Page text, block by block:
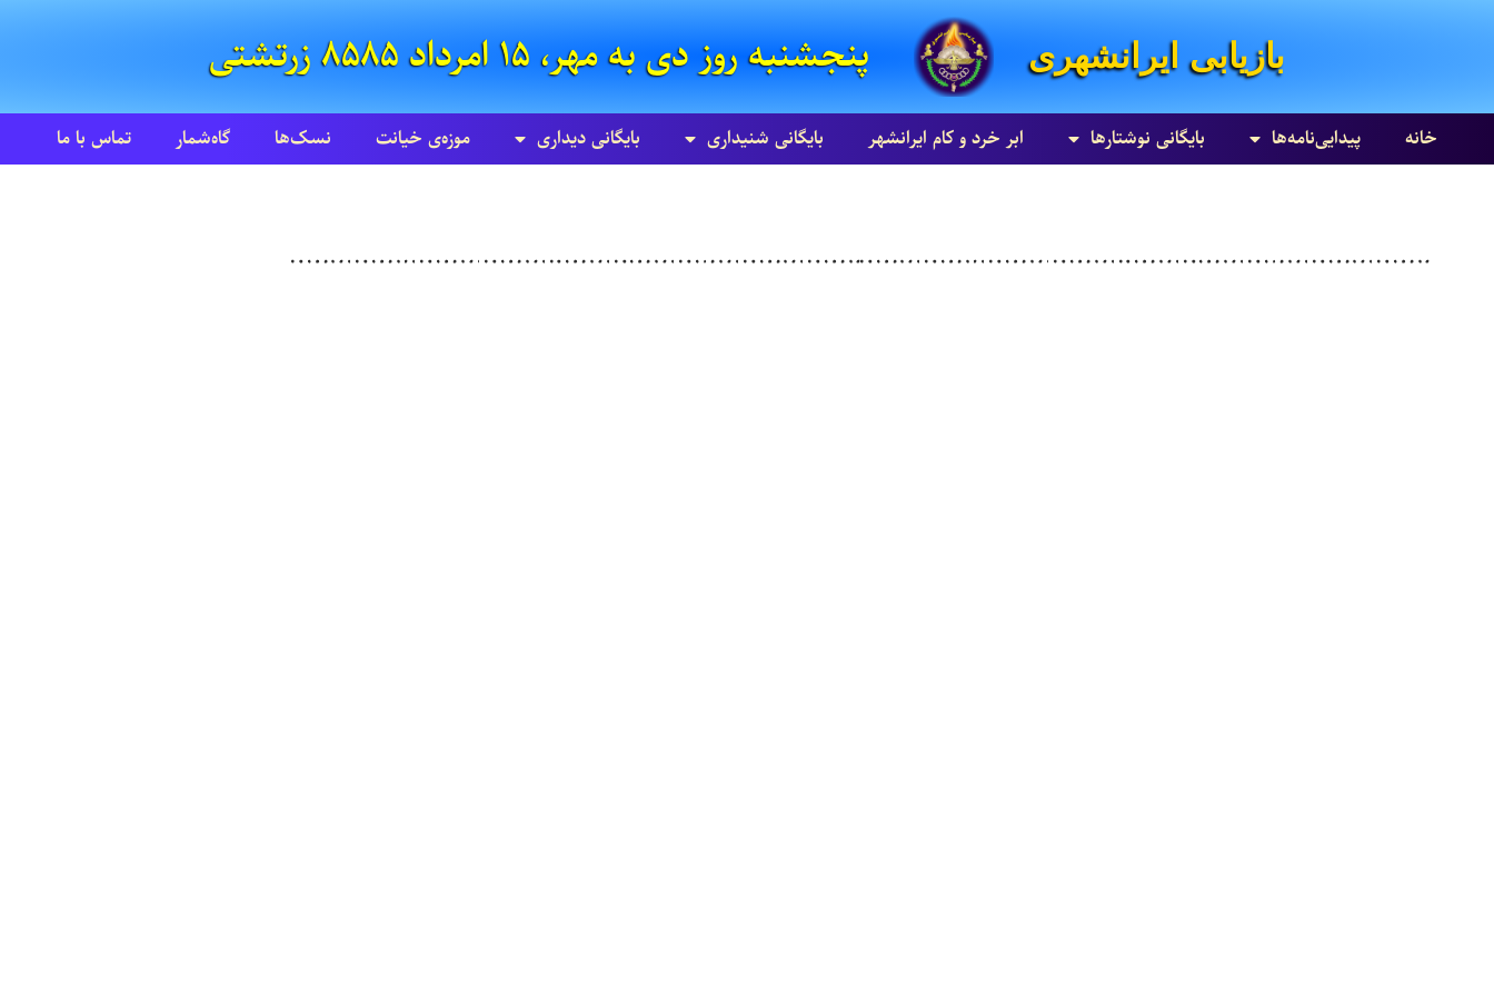
بازیابی ایرانشهری پنجشنبه روز دی به مهر، ۱۵ امرداد ۸۵۸۵ زرتشتی
خانه پیدایی‌نامه‌ها بایگانی نوشتارها ابر خرد و کام ایرانشهر بایگانی شنيداری بایگانی ديداری موزه‌ی خیانت نسک‌ها گاه‌شمار تماس با ما